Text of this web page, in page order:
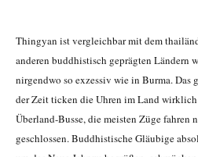
Thingyan ist vergleichbar mit dem
anderen buddhistisch geprägten Ländern
nirgendwo so exzessiv wie in Burma. Das
der Zeit ticken die Uhren im Land wirklich
Überland-Busse, die meisten Züge fahren
geschlossen. Buddhistische Gläubige